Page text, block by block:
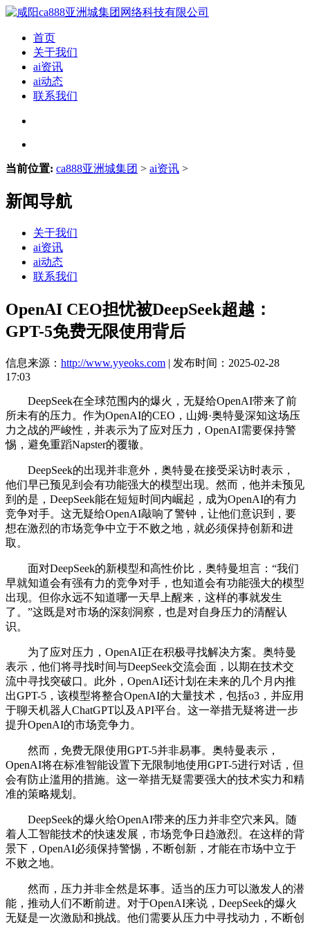
首页
关于我们
ai资讯
ai动态
联系我们
当前位置: ca888亚洲城集团 > ai资讯 >
新闻导航
关于我们
ai资讯
ai动态
联系我们
OpenAI CEO担忧被DeepSeek超越：
GPT-5免费无限使用背后
信息来源： http://www.yyeoks.com | 发布时间：2025-02-28
17:03
DeepSeek在全球范围内的爆火，无疑给OpenAI带来了前
所未有的压力。作为OpenAI的CEO，山姆·奥特曼深知这场压
力之战的严峻性，并表示为了应对压力，OpenAI需要保持警
惕，避免重蹈Napster的覆辙。
DeepSeek的出现并非意外，奥特曼在接受采访时表示，
他们早已预见到会有功能强大的模型出现。然而，他并未预见
到的是，DeepSeek能在短短时间内崛起，成为OpenAI的有力
竞争对手。这无疑给OpenAI敲响了警钟，让他们意识到，要
想在激烈的市场竞争中立于不败之地，就必须保持创新和进
取。
面对DeepSeek的新模型和高性价比，奥特曼坦言：“我们
早就知道会有强有力的竞争对手，也知道会有功能强大的模型
出现。但你永远不知道哪一天早上醒来，这样的事就发生
了。”这既是对市场的深刻洞察，也是对自身压力的清醒认
识。
为了应对压力，OpenAI正在积极寻找解决方案。奥特曼
表示，他们将寻找时间与DeepSeek交流会面，以期在技术交
流中寻找突破口。此外，OpenAI还计划在未来的几个月内推
出GPT-5，该模型将整合OpenAI的大量技术，包括o3，并应用
于聊天机器人ChatGPT以及API平台。这一举措无疑将进一步
提升OpenAI的市场竞争力。
然而，免费无限使用GPT-5并非易事。奥特曼表示，
OpenAI将在标准智能设置下无限制地使用GPT-5进行对话，但
会有防止滥用的措施。这一举措无疑需要强大的技术实力和精
准的策略规划。
DeepSeek的爆火给OpenAI带来的压力并非空穴来风。随
着人工智能技术的快速发展，市场竞争日趋激烈。在这样的背
景下，OpenAI必须保持警惕，不断创新，才能在市场中立于
不败之地。
然而，压力并非全然是坏事。适当的压力可以激发人的潜
能，推动人们不断前进。对于OpenAI来说，DeepSeek的爆火
无疑是一次激励和挑战。他们需要从压力中寻找动力，不断创